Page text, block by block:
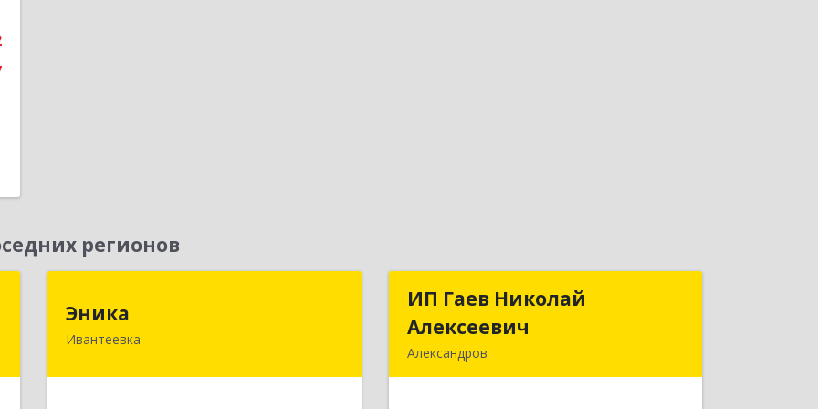
регионов
Эника
Ивантеевка
ИП Гаев Николай
Алексеевич
Александров
ИП Гаев Николай